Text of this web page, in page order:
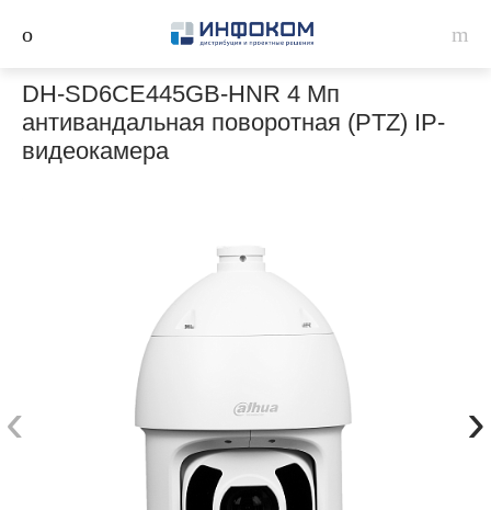
DH-SD6CE445GB-HNR 4 Мп
антивандальная поворотная (PTZ) IP-
видеокамера
‹ ›